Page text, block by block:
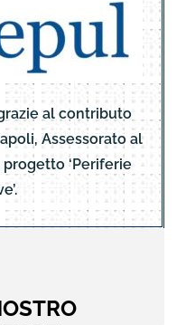
al contributo
Assessorato al
‘Periferie